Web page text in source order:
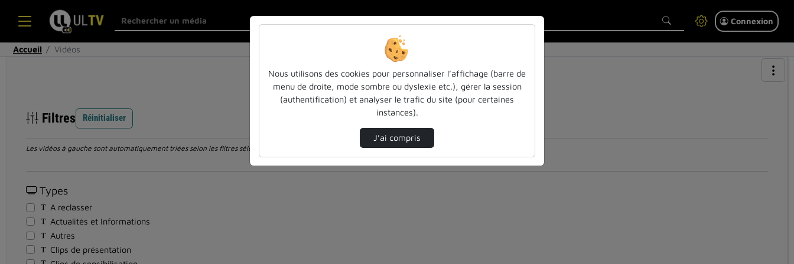
Connexion
Accueil Vidéos
Filtres Réinitialiser
Les vidéos à gauche sont automatiquement triées selon les filtres sélectionnés ci-dessous. Consultez les options pour ajuster les résultats.
Types
A reclasser
Actualités et Informations
Autres
Clips de présentation
Nous utilisons des cookies pour personnaliser l’affichage (barre de
menu de droite, mode sombre ou dyslexie etc.), gérer la session
(authentification) et analyser le trafic du site (pour certaines
instances).
J’ai compris